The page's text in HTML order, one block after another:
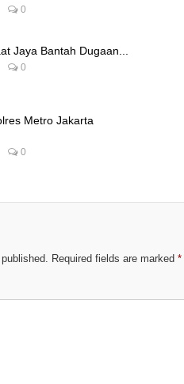
0
Jaya Bantah Dugaan...
0
Metro Jakarta
0
Required fields are marked *